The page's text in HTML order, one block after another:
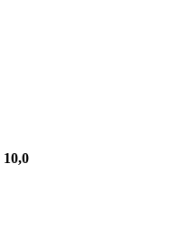
10,0